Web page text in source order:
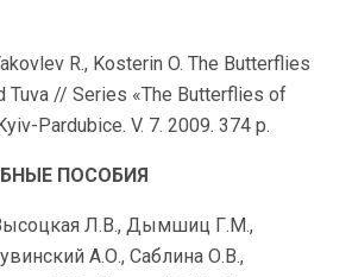
R., Kosterin O. The Butterflies
Tuva // Series «The Butterflies of
Pardubice. V. 7. 2009. 374 p.
ПОСОБИЯ
Л.В., Дымшиц Г.М.,
А.О., Саблина О.В.,